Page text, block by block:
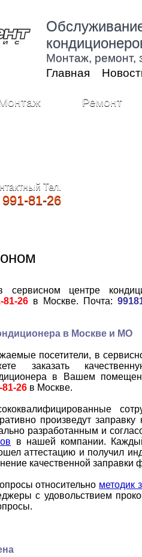
Монтаж, ремонт,
Главная
Ремонт
Тел.
81-26
центре
81-26 в Москве. Почта:
в Москве и МО
посетители, в
заказать
в Вашем
81-26 в Москве.
произведут
разработанным и
в нашей компании.
аттестацию и получил
качественной заправки
относительно методик
с удовольствием